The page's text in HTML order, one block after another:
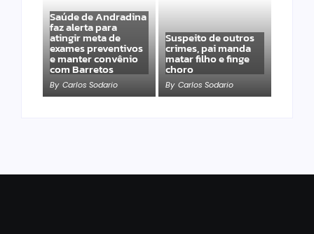
Saúde de Andradina
faz alerta para
atingir meta de
exames preventivos
e manter convênio
com Barretos
By Carlos Sodario
Suspeito de outros
crimes, pai manda
matar filho e finge
choro
By Carlos Sodario